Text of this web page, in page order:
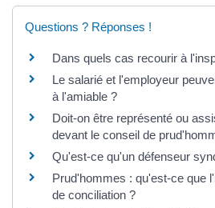
Questions ? Réponses !
Dans quels cas recourir à
Le salarié et l'employeur
à l'amiable ?
Doit-on être représenté ou
devant le conseil de
Qu'est-ce qu'un défenseur
Prud'hommes : qu'est-ce que
de conciliation ?